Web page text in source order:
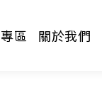
區 關於我們